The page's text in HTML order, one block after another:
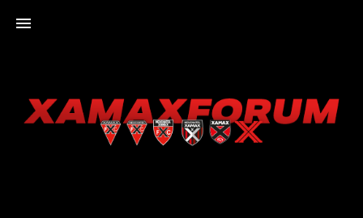
XAMAXFORUM